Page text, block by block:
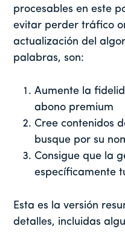
procesables en este
evitar perder tráfico
actualización del
palabras, son:
Aumente la
abono premium
Cree contenidos
busque por su
Consigue que la
específicamente
Esta es la versión
detalles, incluidas